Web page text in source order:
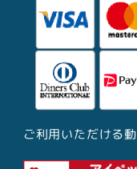
ご利用いただける